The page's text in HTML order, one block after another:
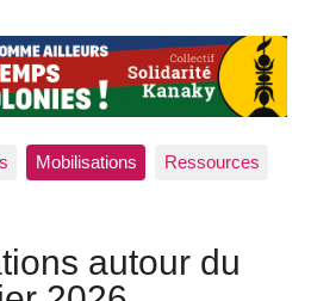
Mobilisations Ressources
autour du